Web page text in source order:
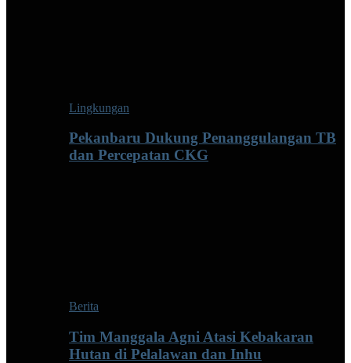
Lingkungan
Pekanbaru Dukung Penanggulangan TB
dan Percepatan CKG
Berita
Tim Manggala Agni Atasi Kebakaran
Hutan di Pelalawan dan Inhu